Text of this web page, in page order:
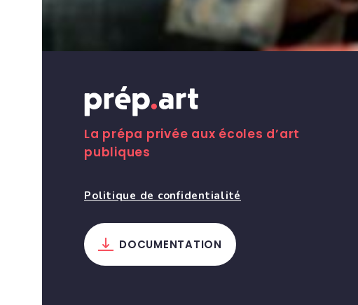
La prépa privée aux écoles d’art
publiques
Politique de confidentialité
DOCUMENTATION